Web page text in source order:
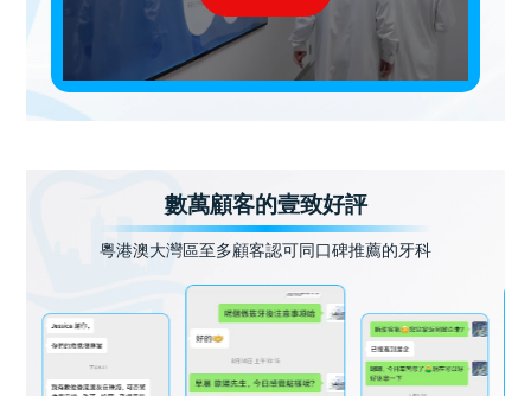
數萬顧客的壹致好評
粵港澳大灣區至多顧客認可同口碑推薦的牙科